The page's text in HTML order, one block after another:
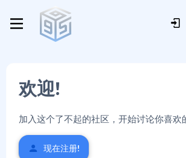
欢迎!
加入这个了不起的社区，开始讨论你喜欢
现在注册!